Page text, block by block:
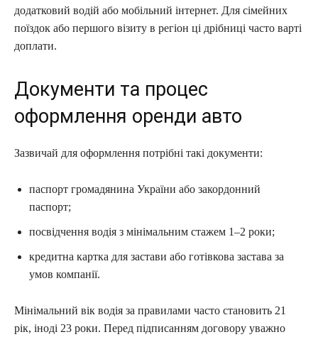
додатковий водій або мобільний інтернет. Для сімейних
поїздок або першого візиту в регіон ці дрібниці часто варті
доплати.
Документи та процес
оформлення оренди авто
Зазвичай для оформлення потрібні такі документи:
паспорт громадянина України або закордонний
паспорт;
посвідчення водія з мінімальним стажем 1–2 роки;
кредитна картка для застави або готівкова застава за
умов компанії.
Мінімальний вік водія за правилами часто становить 21
рік, іноді 23 роки. Перед підписанням договору уважно